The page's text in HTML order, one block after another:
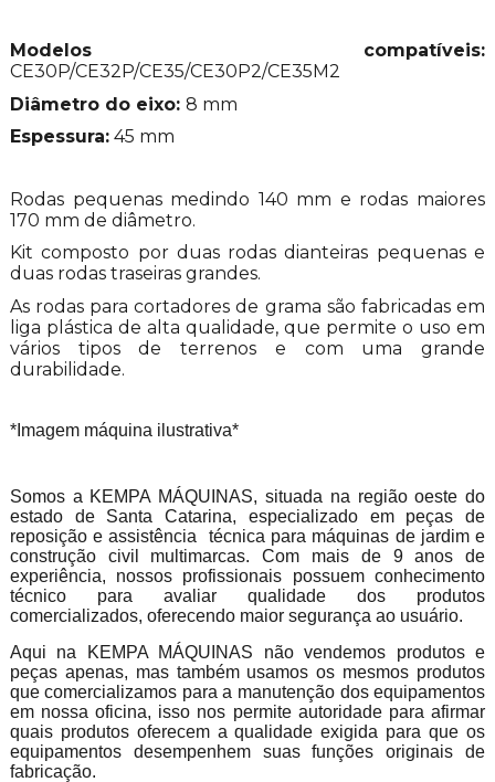
Modelos compatíveis:
CE30P/CE32P/CE35/CE30P2/CE35M2
Diâmetro do eixo: 8 mm
Espessura:45 mm
Rodas pequenas medindo 140 mm e rodas maiores
170 mm de diâmetro.
Kit composto por duas rodas dianteiras pequenas e
duas rodas traseiras grandes.
As rodas para cortadores de grama são fabricadas em
liga plástica de alta qualidade, que permite o uso em
vários tipos de terrenos e com uma grande
durabilidade.
*Imagem máquina ilustrativa*
Somos a KEMPA MÁQUINAS, situada na região oeste do
estado de Santa Catarina, especializado em peças de
reposição e assistência técnica para máquinas de jardim e
construção civil multimarcas. Com mais de 9 anos de
experiência, nossos profissionais possuem conhecimento
técnico para avaliar qualidade dos produtos
comercializados, oferecendo maior segurança ao usuário.
Aqui na KEMPA MÁQUINAS não vendemos produtos e
peças apenas, mas também usamos os mesmos produtos
que comercializamos para a manutenção dos equipamentos
em nossa oficina, isso nos permite autoridade para afirmar
quais produtos oferecem a qualidade exigida para que os
equipamentos desempenhem suas funções originais de
fabricação.